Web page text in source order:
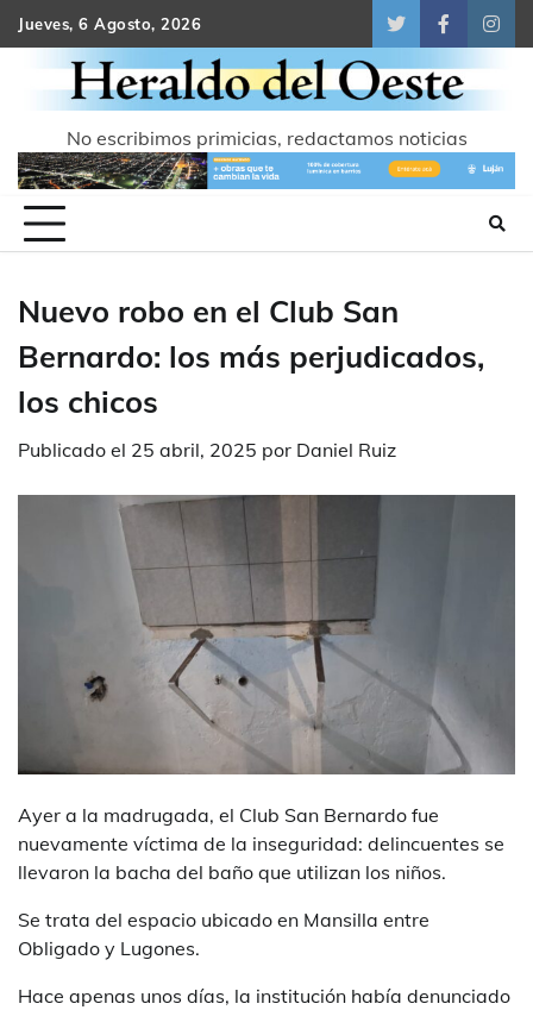
Skip
to
content
Jueves, 6 Agosto, 2026
TwitterFacebook
No escribimos primicias, redactamos noticias
Nuevo robo en el Club San
Bernardo: los más perjudicados,
los chicos
Publicado el 25 abril, 2025 por Daniel Ruiz
Ayer a la madrugada, el Club San Bernardo fue
nuevamente víctima de la inseguridad: delincuentes se
llevaron la bacha del baño que utilizan los niños.
Se trata del espacio ubicado en Mansilla entre
Obligado y Lugones.
Hace apenas unos días, la institución había denunciado